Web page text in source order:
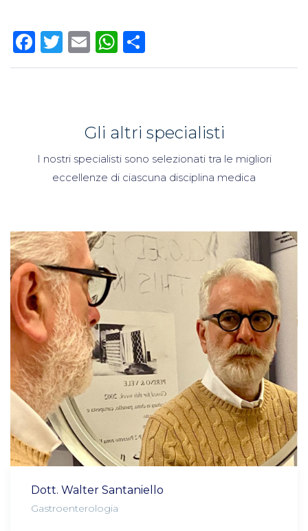
Facebook
Twitter
EmailWhatsApp
Gli altri specialisti
I nostri specialisti sono selezionati tra le migliori
eccellenze di ciascuna disciplina medica
Dott. Walter Santaniello
Gastroenterologia